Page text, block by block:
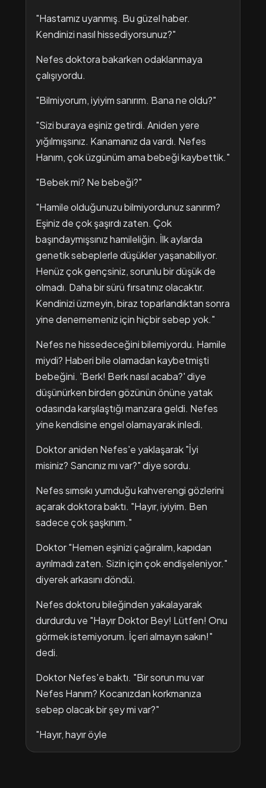
"Hastamız uyanmış. Bu güzel haber.
Kendinizi nasıl hissediyorsunuz?"
Nefes doktora bakarken odaklanmaya
çalışıyordu.
"Bilmiyorum, iyiyim sanırım. Bana ne oldu?"
"Sizi buraya eşiniz getirdi. Aniden yere
yığılmışsınız. Kanamanız da vardı. Nefes
Hanım, çok üzgünüm ama bebeği kaybettik."
"Bebek mi? Ne bebeği?"
"Hamile olduğunuzu bilmiyordunuz sanırım?
Eşiniz de çok şaşırdı zaten. Çok
başındaymışsınız hamileliğin. İlk aylarda
genetik sebeplerle düşükler yaşanabiliyor.
Henüz çok gençsiniz, sorunlu bir düşük de
olmadı. Daha bir sürü fırsatınız olacaktır.
Kendinizi üzmeyin, biraz toparlandıktan sonra
yine denememeniz için hiçbir sebep yok."
Nefes ne hissedeceğini bilemiyordu. Hamile
miydi? Haberi bile olamadan kaybetmişti
bebeğini. 'Berk! Berk nasıl acaba?' diye
düşünürken birden gözünün önüne yatak
odasında karşılaştığı manzara geldi. Nefes
yine kendisine engel olamayarak inledi.
Doktor aniden Nefes'e yaklaşarak "İyi
misiniz? Sancınız mı var?" diye sordu.
Nefes sımsıkı yumduğu kahverengi gözlerini
açarak doktora baktı. "Hayır, iyiyim. Ben
sadece çok şaşkınım."
Doktor "Hemen eşinizi çağıralım, kapıdan
ayrılmadı zaten. Sizin için çok endişeleniyor."
diyerek arkasını döndü.
Nefes doktoru bileğinden yakalayarak
durdurdu ve "Hayır Doktor Bey! Lütfen! Onu
görmek istemiyorum. İçeri almayın sakın!"
dedi.
Doktor Nefes'e baktı. "Bir sorun mu var
Nefes Hanım? Kocanızdan korkmanıza
sebep olacak bir şey mi var?"
"Hayır, hayır öyle